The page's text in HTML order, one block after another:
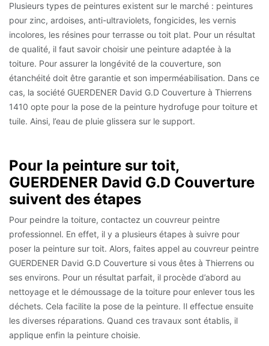
Plusieurs types de peintures existent sur le marché : peintures
pour zinc, ardoises, anti-ultraviolets, fongicides, les vernis
incolores, les résines pour terrasse ou toit plat. Pour un résultat
de qualité, il faut savoir choisir une peinture adaptée à la
toiture. Pour assurer la longévité de la couverture, son
étanchéité doit être garantie et son imperméabilisation. Dans ce
cas, la société GUERDENER David G.D Couverture à Thierrens
1410 opte pour la pose de la peinture hydrofuge pour toiture et
tuile. Ainsi, l’eau de pluie glissera sur le support.
Pour la peinture sur toit,
GUERDENER David G.D Couverture
suivent des étapes
Pour peindre la toiture, contactez un couvreur peintre
professionnel. En effet, il y a plusieurs étapes à suivre pour
poser la peinture sur toit. Alors, faites appel au couvreur peintre
GUERDENER David G.D Couverture si vous êtes à Thierrens ou
ses environs. Pour un résultat parfait, il procède d’abord au
nettoyage et le démoussage de la toiture pour enlever tous les
déchets. Cela facilite la pose de la peinture. Il effectue ensuite
les diverses réparations. Quand ces travaux sont établis, il
applique enfin la peinture choisie.